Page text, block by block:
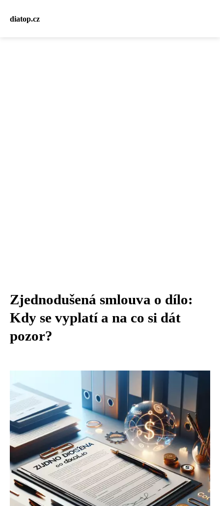
diatop.cz
Zjednodušená smlouva o dílo:
Kdy se vyplatí a na co si dát
pozor?